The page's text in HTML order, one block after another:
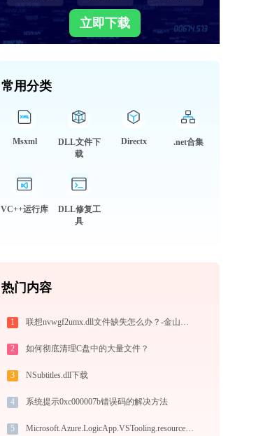
立即下载
常用分类
Msxml
DLL文件下
载
Directx .net合集
VC++运行库
DLL修复工
具
热门内容
1 联想nvwgf2umx.dll文件缺失怎么办？-金山毒霸
2 如何彻底清理C盘中的大量文件？
3 NSubtitles.dll下载
4 系统提示0xc000007b错误码的解决方法
5 Microsoft.Azure.LogicApp.VSTooling.resources.dll下载